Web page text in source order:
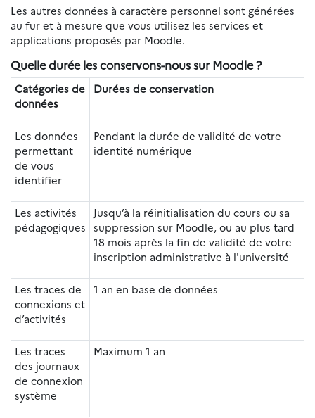
Les autres données à caractère personnel sont générées
au fur et à mesure que vous utilisez les services et
applications proposés par Moodle.
Quelle durée les conservons-nous sur Moodle ?
Catégories de
données
Durées de conservation
Les données
permettant
de vous
identifier
Pendant la durée de validité de votre
identité numérique
Les activités
pédagogiques
Jusqu’à la réinitialisation du cours ou sa
suppression sur Moodle, ou au plus tard
18 mois après la fin de validité de votre
inscription administrative à l'université
Les traces de
connexions et
d’activités
1 an en base de données
Les traces
des journaux
de connexion
système
Maximum 1 an